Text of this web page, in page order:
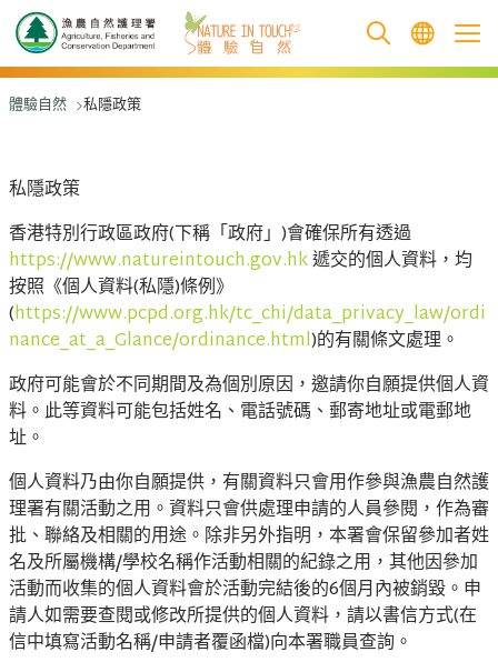
跳至主要內容
體驗自然 私隱政策
私隱政策
香港特別行政區政府(下稱「政府」)會確保所有透過
https://www.natureintouch.gov.hk遞交的個人資料，均
按照《個人資料(私隱)條例》
(https://www.pcpd.org.hk/tc_chi/data_privacy_law/ordi
nance_at_a_Glance/ordinance.html)的有關條文處理。
政府可能會於不同期間及為個別原因，邀請你自願提供個人資
料。此等資料可能包括姓名、電話號碼、郵寄地址或電郵地
址。
個人資料乃由你自願提供，有關資料只會用作參與漁農自然護
理署有關活動之用。資料只會供處理申請的人員參閱，作為審
批、聯絡及相關的用途。除非另外指明，本署會保留參加者姓
名及所屬機構/學校名稱作活動相關的紀錄之用，其他因參加
活動而收集的個人資料會於活動完結後的6個月內被銷毀。申
請人如需要查閱或修改所提供的個人資料，請以書信方式(在
信中填寫活動名稱/申請者覆函檔)向本署職員查詢。